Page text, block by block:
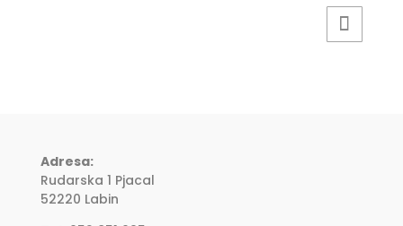
Adresa:
Rudarska 1 Pjacal
52220 Labin